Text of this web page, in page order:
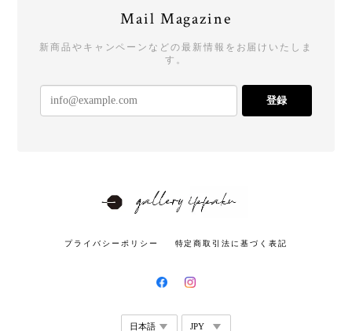
Mail Magazine
新商品やキャンペーンなどの最新情報をお届けいたしま
す。
登録
プライバシーポリシー 特定商取引法に基づく表記